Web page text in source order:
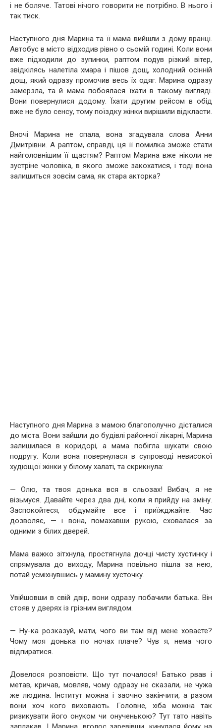
і не боляче. Татові нічого говорити не потрібно. В нього і
так тиск.
Наступного дня Марина та її мама вийшли з дому вранці.
Автобус в місто відходив рівно о сьомій годині. Коли вони
вже підходили до зупинки, раптом подув різкий вітер,
звідкілясь налетіла хмара і пішов дощ, холодний осінній
дощ, який одразу промочив весь їх одяг. Марина одразу
замерзла, та й мама побоялася їхати в такому вигляді.
Вони повернулися додому. Їхати другим рейсом в обід
вже не було сенсу, тому поїздку жінки вирішили відкласти.
Вночі Марина не спала, вона згадувала слова Анни
Дмитрівни. А раптом, справді, ця її помилка зможе стати
найголовнішим її щастям? Раптом Марина вже ніколи не
зустріне чоловіка, в якого зможе закохатися, і тоді вона
залишиться зовсім сама, як стара акторка?
Наступного дня Марина з мамою благополучно дісталися
до міста. Вони зайшли до будівлі районної лікарні, Марина
залишилася в коридорі, а мама побігла шукати свою
подругу. Коли вона повернулася в супроводі невисокої
худющої жінки у білому халаті, та скрикнула:
— Олю, та твоя донька вся в сльозах! Вибач, я не
візьмуся. Давайте через два дні, коли я прийду на зміну.
Заспокойтеся, обдумайте все і приїжджайте. Час
дозволяє, — і вона, помахавши рукою, сховалася за
одними з білих дверей.
Мама важко зітхнула, простягнула дочці чисту хустинку і
спрямувала до виходу, Марина повільно пішла за нею,
потай усміхнувшись у мамину хусточку.
Увійшовши в свій двір, вони одразу побачили батька. Він
стояв у дверях із грізним виглядом.
— Ну-ка розказуй, мати, чого ви там від мене ховаєте?
Чому моя донька по ночах плаче? Чув я, нема чого
відпиратися.
Довелося розповісти. Що тут почалося! Батько рвав і
метав, кричав, мовляв, чому одразу не сказали, не чужа
же людина. Інститут можна і заочно закінчити, а разом
вони хоч кого виховають. Головне, хіба можна так
ризикувати його онуком чи онученькою? Тут тато навіть